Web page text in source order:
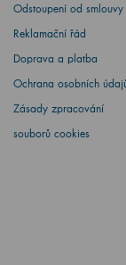
Odstoupení od smlouvy
Reklamační řád
Doprava a platba
Ochrana osobních
Zásady zpracování
souborů cookies